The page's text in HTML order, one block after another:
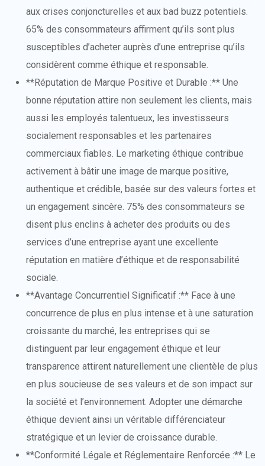
aux crises conjoncturelles et aux bad buzz potentiels.
65% des consommateurs affirment qu’ils sont plus
susceptibles d’acheter auprès d’une entreprise qu’ils
considèrent comme éthique et responsable.
**Réputation de Marque Positive et Durable :** Une
bonne réputation attire non seulement les clients, mais
aussi les employés talentueux, les investisseurs
socialement responsables et les partenaires
commerciaux fiables. Le marketing éthique contribue
activement à bâtir une image de marque positive,
authentique et crédible, basée sur des valeurs fortes et
un engagement sincère. 75% des consommateurs se
disent plus enclins à acheter des produits ou des
services d’une entreprise ayant une excellente
réputation en matière d’éthique et de responsabilité
sociale.
**Avantage Concurrentiel Significatif :** Face à une
concurrence de plus en plus intense et à une saturation
croissante du marché, les entreprises qui se
distinguent par leur engagement éthique et leur
transparence attirent naturellement une clientèle de plus
en plus soucieuse de ses valeurs et de son impact sur
la société et l’environnement. Adopter une démarche
éthique devient ainsi un véritable différenciateur
stratégique et un levier de croissance durable.
**Conformité Légale et Réglementaire Renforcée :** Le